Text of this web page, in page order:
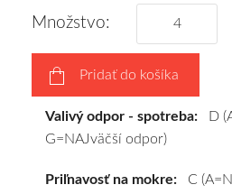
výberu
a
pošleme
zadarmo.
Množstvo:
Pridať do košíka
Valivý odpor - spotreba: D
G=NAJväčší odpor)
Priľnavosť na mokre: C